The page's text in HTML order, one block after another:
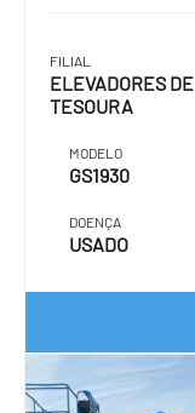
FILIAL
ELEVADORES DE
TESOURA
MODELO
GS1930
DOENÇA
USADO